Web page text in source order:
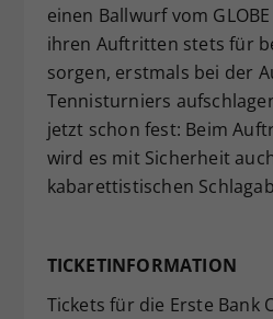
einen Ballwurf vom
ihren Auftritten stets für
sorgen, erstmals bei der
Tennisturniers
jetzt schon fest: Beim
wird es mit Sicherheit
kabarettistischen
TICKETINFORMATION
Tickets für die Erste Bank